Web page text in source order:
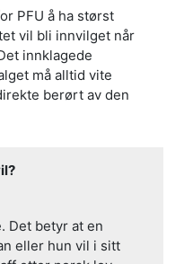
PFU å ha størst
vil bli innvilget når
innklagede
må alltid vite
berørt av den
Det betyr at en
eller hun vil i sitt